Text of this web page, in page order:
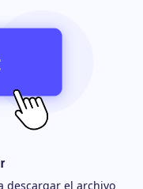
descargar el archivo